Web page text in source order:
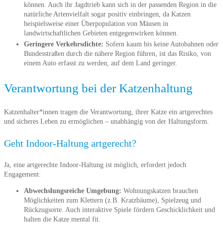
können. Auch ihr Jagdtrieb kann sich in der passenden Region in die
natürliche Artenvielfalt sogar positiv einbringen, da Katzen
beispielsweise einer Überpopulation von Mäusen in
landwirtschaftlichen Gebieten entgegenwirken können.
Geringere Verkehrsdichte: Sofern kaum bis keine Autobahnen oder
Bundesstraßen durch die nähere Region führen, ist das Risiko, von
einem Auto erfasst zu werden, auf dem Land geringer.
Verantwortung bei der Katzenhaltung
Katzenhalter*innen tragen die Verantwortung, ihrer Katze ein artgerechtes
und sicheres Leben zu ermöglichen – unabhängig von der Haltungsform.
Geht Indoor-Haltung artgerecht?
Ja, eine artgerechte Indoor-Haltung ist möglich, erfordert jedoch
Engagement:
Abwechslungsreiche Umgebung: Wohnungskatzen brauchen
Möglichkeiten zum Klettern (z.B. Kratzbäume), Spielzeug und
Rückzugsorte. Auch interaktive Spiele fördern Geschicklichkeit und
halten die Katze mental fit.